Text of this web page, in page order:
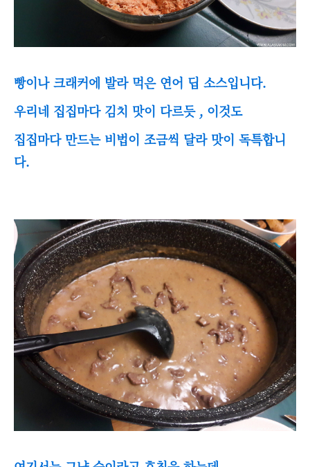
빵이나 크래커에 발라 먹은 연어 딥 소스입니다.
우리네 집집마다 김치 맛이 다르듯 , 이것도
집집마다 만드는 비법이 조금씩 달라 맛이 독특합니
다.